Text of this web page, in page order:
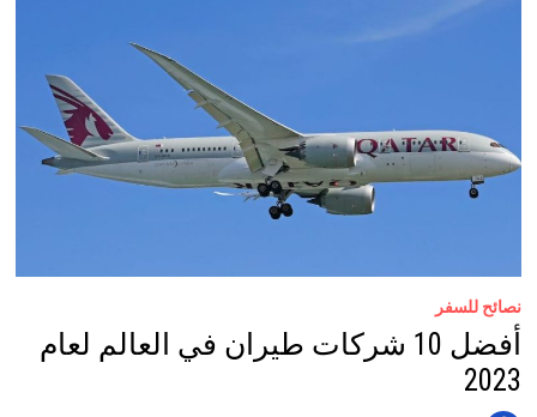
نصائح للسفر
أفضل 10 شركات طيران في العالم لعام
2023